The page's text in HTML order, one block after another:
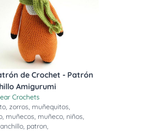
de Crochet - Patrón
Amigurumi
Crochets
, zorros, muñequitos,
, muñecos, muñeco, niños,
, patron,